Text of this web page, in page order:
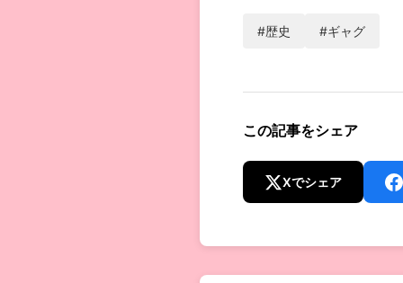
#歴史 #ギャグ
この記事をシェア
Xでシェア